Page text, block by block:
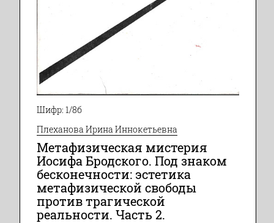
Шифр: 1/8б
Плеханова Ирина Иннокетьевна
Метафизическая мистерия
Иосифа Бродского. Под знаком
бесконечности: эстетика
метафизической свободы
против трагической
реальности. Часть 2.